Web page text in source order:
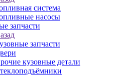
система
насосы
запчасти
запчасти
кузовные детали